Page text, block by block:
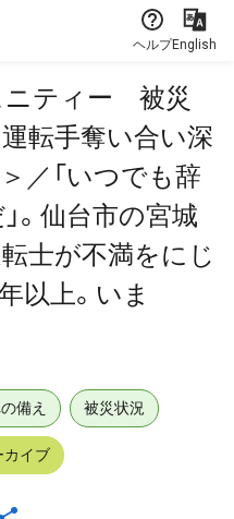
ヘルプEnglish
ニティー 被災
運転手奪い合い深
／「いつでも辞
。仙台市の宮城
士が不満をにじ
以上。いま
備え 被災状況
カイブ